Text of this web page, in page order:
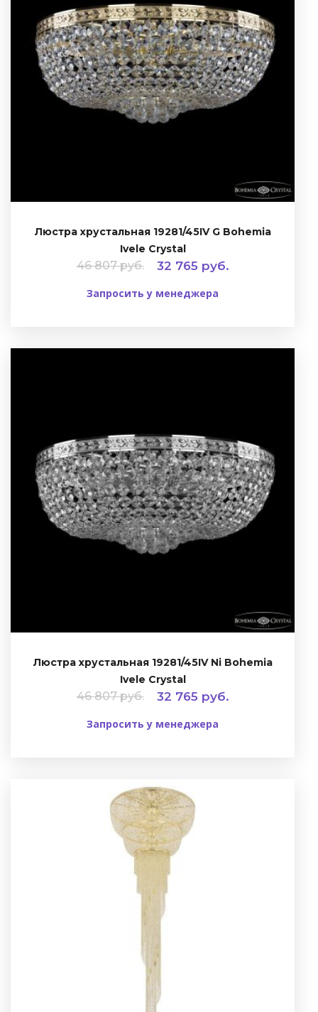
Люстра хрустальная 19281/45IV G Bohemia
Ivele Crystal
46 807 руб. 32 765 руб.
Запросить у менеджера
Люстра хрустальная 19281/45IV Ni Bohemia
Ivele Crystal
46 807 руб. 32 765 руб.
Запросить у менеджера